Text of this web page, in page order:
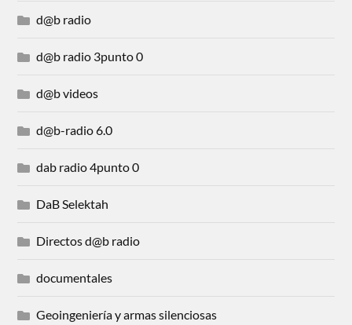
d@b radio
d@b radio 3punto 0
d@b videos
d@b-radio 6.0
dab radio 4punto 0
DaB Selektah
Directos d@b radio
documentales
Geoingeniería y armas silenciosas